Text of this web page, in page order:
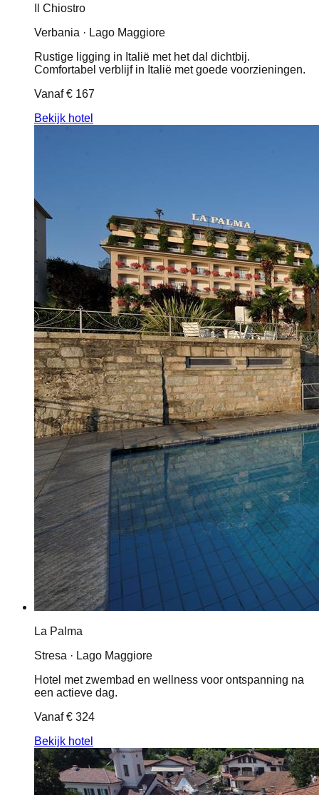
Il Chiostro
Verbania · Lago Maggiore
Rustige ligging in Italië met het dal dichtbij.
Comfortabel verblijf in Italië met goede voorzieningen.
Vanaf€ 167
Bekijk hotel
La Palma
Stresa · Lago Maggiore
Hotel met zwembad en wellness voor ontspanning na
een actieve dag.
Vanaf€ 324
Bekijk hotel